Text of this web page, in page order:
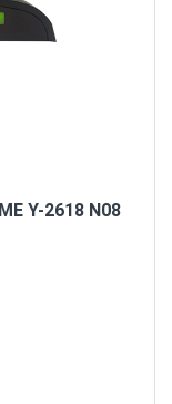
Y-2618 N08